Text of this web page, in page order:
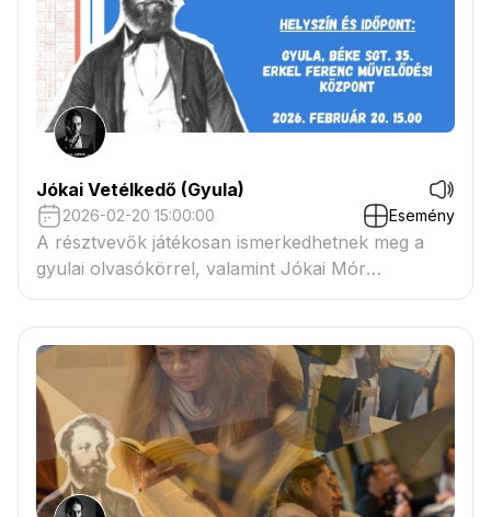
Jókai Vetélkedő (Gyula)
2026-02-20 15:00:00 Esemény
A résztvevők játékosan ismerkedhetnek meg a
gyulai olvasókörrel, valamint Jókai Mór
munkásságával.